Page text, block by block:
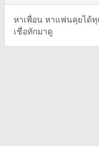
หาเพื่อน หาแฟนคุยได้ทุ
เชื่อทักมาดู